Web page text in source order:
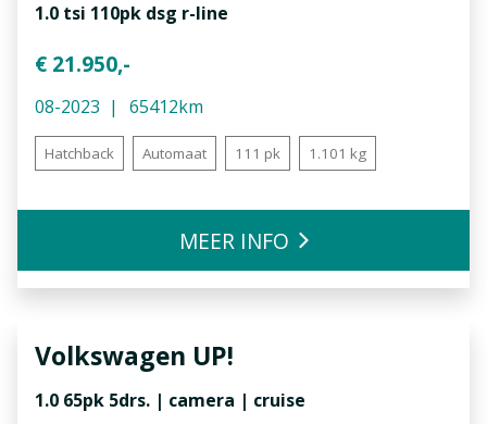
1.0 tsi 110pk dsg r-line
€ 21.950,-
08-2023 65412km
Hatchback Automaat 111 pk 1.101 kg
MEER INFO
Volkswagen UP!
1.0 65pk 5drs. | camera | cruise